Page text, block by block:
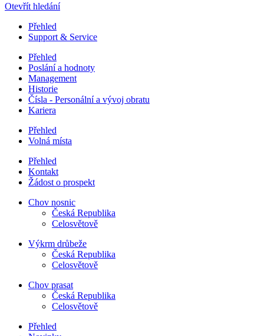
Otevřít hledání
Přehled
Support & Service
Přehled
Poslání a hodnoty
Management
Historie
Čísla - Personální a vývoj obratu
Kariera
Přehled
Volná místa
Přehled
Kontakt
Žádost o prospekt
Chov nosnic
Česká Republika
Celosvětově
Výkrm drůbeže
Česká Republika
Celosvětově
Chov prasat
Česká Republika
Celosvětově
Přehled